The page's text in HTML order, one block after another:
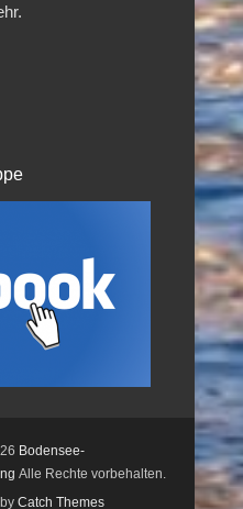
Bodensee-
Alle Rechte vorbehalten.
Catch Themes